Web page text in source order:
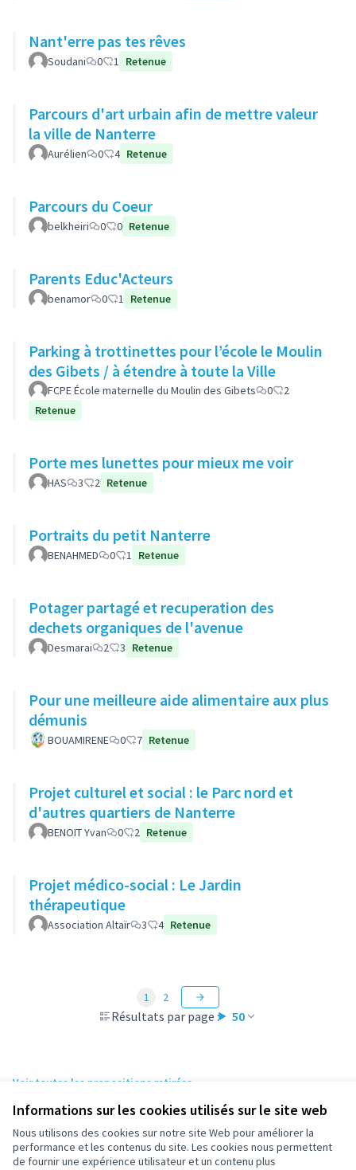
Informations sur les cookies utilisés sur le site web
Nous utilisons des cookies sur notre site Web pour améliorer la
performance et les contenus du site. Les cookies nous permettent
de fournir une expérience utilisateur et un contenu plus
Nant'erre pas tes rêves
Soudani 0 1 Retenue
Parcours d'art urbain afin de mettre valeur
la ville de Nanterre
Aurélien 0 4 Retenue
Parcours du Coeur
belkheiri 0 0 Retenue
Parents Educ'Acteurs
benamor 0 1 Retenue
Parking à trottinettes pour l’école le Moulin
des Gibets / à étendre à toute la Ville
FCPE École maternelle du Moulin des Gibets 0
2
Retenue
Porte mes lunettes pour mieux me voir
HAS 3 2 Retenue
Portraits du petit Nanterre
BENAHMED 0 1 Retenue
Potager partagé et recuperation des
dechets organiques de l'avenue
Desmarai 2 3 Retenue
Pour une meilleure aide alimentaire aux plus
démunis
BOUAMIRENE 0 7 Retenue
Projet culturel et social : le Parc nord et
d'autres quartiers de Nanterre
BENOIT Yvan 0 2 Retenue
Projet médico-social : Le Jardin
thérapeutique
Association Altaïr 3 4 Retenue
Résultats par page : 50
1 2
Voir toutes les propositions retirées
Conditions d'utilisation
Paramètres des cookies
participez.nanterre.fr sur X
participez.nanterre.fr sur Facebook
participez.nanterre.fr sur Instagram
participez.nanterre.fr sur YouTube
participez.nanterre.fr sur GitHub